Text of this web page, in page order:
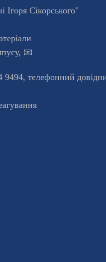
Ігоря Сікорського"
, 📧
9494, телефонний